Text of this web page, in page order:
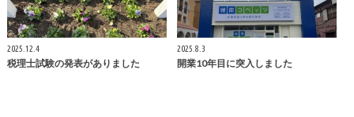
2025.12.4
税理士試験の発表がありました
2025.8.3
開業10年目に突入しました